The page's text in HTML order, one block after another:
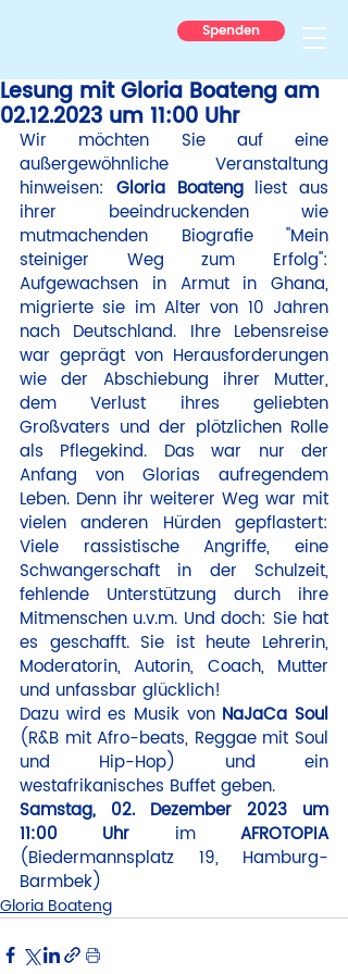
Spenden
Lesung mit Gloria Boateng am
02.12.2023 um 11:00 Uhr
Wir möchten Sie auf eine
außergewöhnliche Veranstaltung
hinweisen: Gloria Boateng liest aus
ihrer beeindruckenden wie
mutmachenden Biografie "Mein
steiniger Weg zum Erfolg":
Aufgewachsen in Armut in Ghana,
migrierte sie im Alter von 10 Jahren
nach Deutschland. Ihre Lebensreise
war geprägt von Herausforderungen
wie der Abschiebung ihrer Mutter,
dem Verlust ihres geliebten
Großvaters und der plötzlichen Rolle
als Pflegekind. Das war nur der
Anfang von Glorias aufregendem
Leben. Denn ihr weiterer Weg war mit
vielen anderen Hürden gepflastert:
Viele rassistische Angriffe, eine
Schwangerschaft in der Schulzeit,
fehlende Unterstützung durch ihre
Mitmenschen u.v.m. Und doch: Sie hat
es geschafft. Sie ist heute Lehrerin,
Moderatorin, Autorin, Coach, Mutter
und unfassbar glücklich!
Dazu wird es Musik von NaJaCa Soul
(R&B mit Afro-beats, Reggae mit Soul
und Hip-Hop) und ein
westafrikanisches Buffet geben.
Samstag, 02. Dezember 2023 um
11:00 Uhr im AFROTOPIA
(Biedermannsplatz 19, Hamburg-
Barmbek)
Gloria Boateng